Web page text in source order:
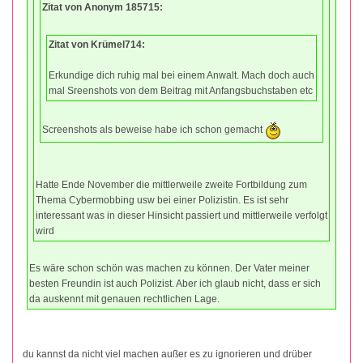
Zitat von Anonym 185715:
Zitat von Krümel714:
Erkundige dich ruhig mal bei einem Anwalt. Mach doch auch
mal Sreenshots von dem Beitrag mit Anfangsbuchstaben etc
Screenshots als beweise habe ich schon gemacht
Hatte Ende November die mittlerweile zweite Fortbildung zum
Thema Cybermobbing usw bei einer Polizistin. Es ist sehr
interessant was in dieser Hinsicht passiert und mittlerweile verfolgt
wird
Es wäre schon schön was machen zu können. Der Vater meiner
besten Freundin ist auch Polizist. Aber ich glaub nicht, dass er sich
da auskennt mit genauen rechtlichen Lage.
du kannst da nicht viel machen außer es zu ignorieren und drüber